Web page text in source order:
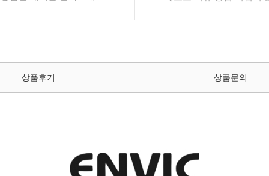
상품후기 상품문의